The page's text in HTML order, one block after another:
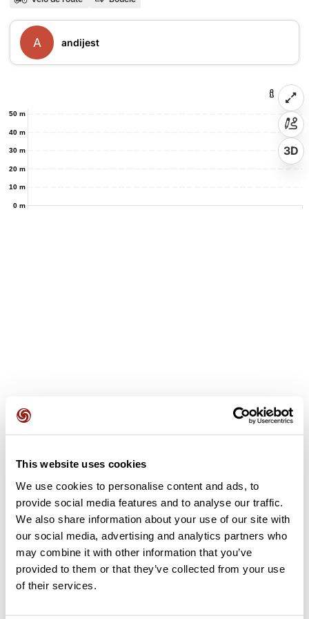
This website uses cookies
We use cookies to personalise content and ads, to
provide social media features and to analyse our traffic.
We also share information about your use of our site with
our social media, advertising and analytics partners who
may combine it with other information that you’ve
provided to them or that they’ve collected from your use
of their services.
A andijest
0 m
10 m
20 m
30 m
40 m
50 m
3D
Ajouter un avis
Découvrez ce parcours de vélo de 62,1 km à proximité de